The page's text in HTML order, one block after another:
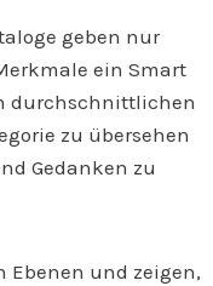
geben nur
ein Smart
durchschnittlichen
zu übersehen
Gedanken zu
Ebenen und zeigen,